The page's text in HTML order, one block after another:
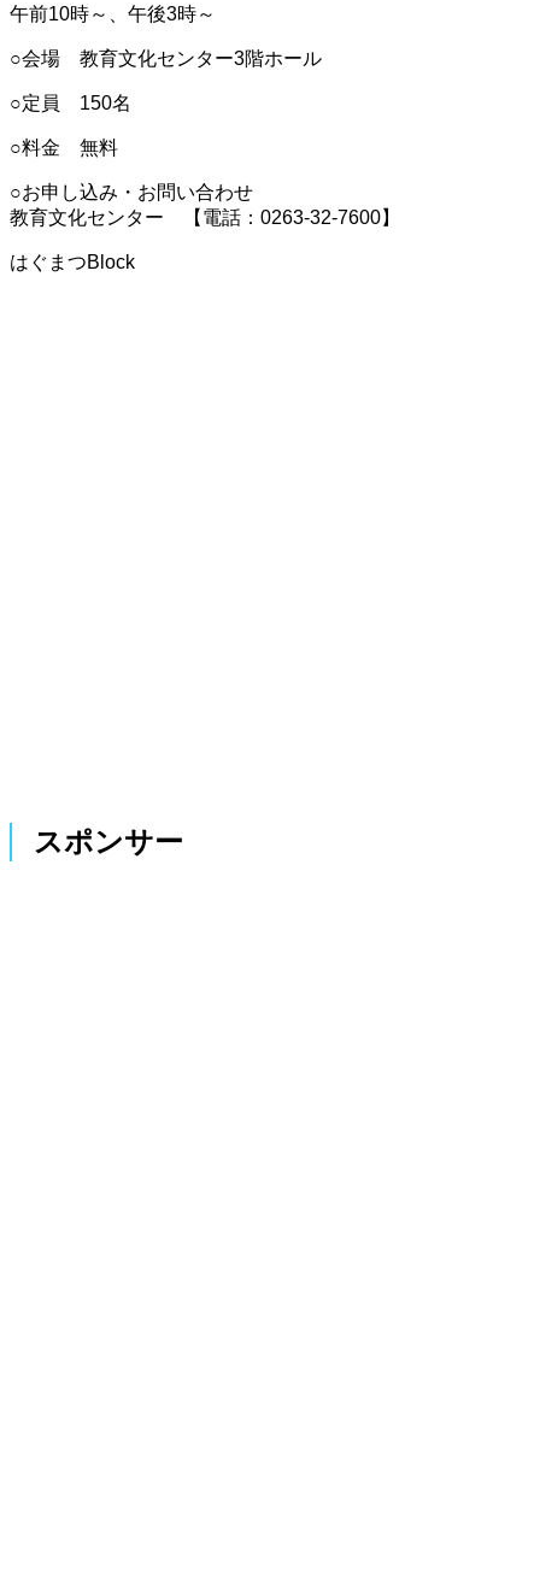
午前10時～、午後3時～
○会場 教育文化センター3階ホール
○定員 150名
○料金 無料
○お申し込み・お問い合わせ
教育文化センター 【電話：0263-32-7600】
はぐまつBlock
スポンサー